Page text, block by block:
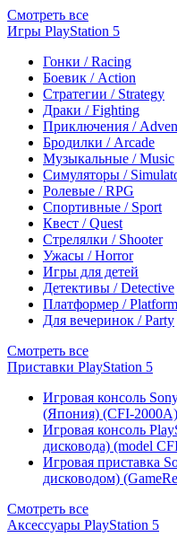
Смотреть все
Игры PlayStation 5
Гонки / Racing
Боевик / Action
Стратегии / Strategy
Драки / Fighting
Приключения /
Бродилки / Arcade
Музыкальные / Music
Симуляторы /
Ролевые / RPG
Спортивные / Sport
Квест / Quest
Стрелялки / Shooter
Ужасы / Horror
Игры для детей
Детективы / Detective
Платформер /
Для вечеринок / Party
Смотреть все
Приставки PlayStation 5
Игровая консоль
(Япония) (CFI-2000A)
Игровая консоль
дисковода) (model
Игровая приставка
дисководом)
Смотреть все
Аксессуары PlayStation 5